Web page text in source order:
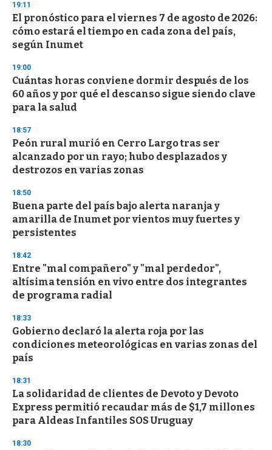
d
s
o
f
3
s
e
c
o
n
d
s
19:11
El pronóstico para el viernes 7 de agosto de 2026:
cómo estará el tiempo en cada zona del país,
según Inumet
19:00
Cuántas horas conviene dormir después de los
60 años y por qué el descanso sigue siendo clave
para la salud
18:57
Peón rural murió en Cerro Largo tras ser
alcanzado por un rayo; hubo desplazados y
destrozos en varias zonas
18:50
Buena parte del país bajo alerta naranja y
amarilla de Inumet por vientos muy fuertes y
persistentes
18:42
Entre "mal compañero" y "mal perdedor",
altísima tensión en vivo entre dos integrantes
de programa radial
18:33
Gobierno declaró la alerta roja por las
condiciones meteorológicas en varias zonas del
país
18:31
La solidaridad de clientes de Devoto y Devoto
Express permitió recaudar más de $1,7 millones
para Aldeas Infantiles SOS Uruguay
18:30